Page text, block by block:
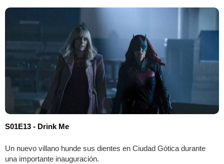
S01E13 - Drink Me
Un nuevo villano hunde sus dientes en Ciudad Gótica durante
una importante inauguración.